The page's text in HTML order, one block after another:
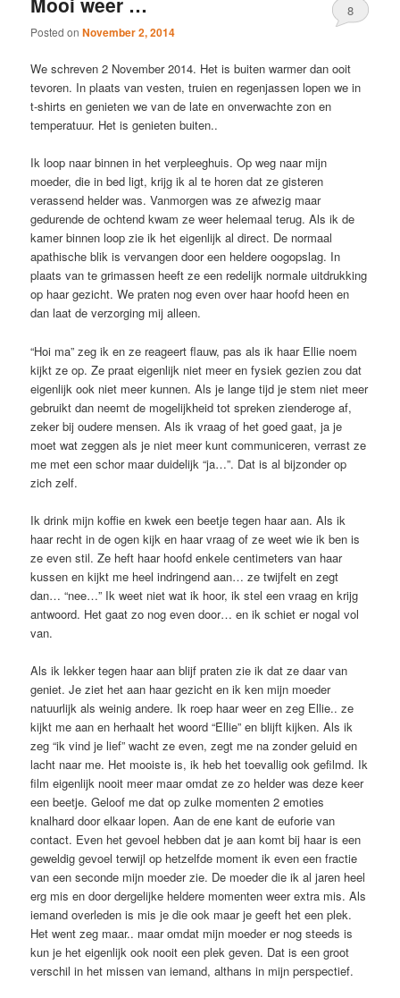
Posted onNovember 2, 2014
8
We schreven 2 November 2014. Het is buiten warmer dan ooit
tevoren. In plaats van vesten, truien en regenjassen lopen we in
t-shirts en genieten we van de late en onverwachte zon en
temperatuur. Het is genieten buiten..
Ik loop naar binnen in het verpleeghuis. Op weg naar mijn
moeder, die in bed ligt, krijg ik al te horen dat ze gisteren
verassend helder was. Vanmorgen was ze afwezig maar
gedurende de ochtend kwam ze weer helemaal terug. Als ik de
kamer binnen loop zie ik het eigenlijk al direct. De normaal
apathische blik is vervangen door een heldere oogopslag. In
plaats van te grimassen heeft ze een redelijk normale uitdrukking
op haar gezicht. We praten nog even over haar hoofd heen en
dan laat de verzorging mij alleen.
“Hoi ma” zeg ik en ze reageert flauw, pas als ik haar Ellie noem
kijkt ze op. Ze praat eigenlijk niet meer en fysiek gezien zou dat
eigenlijk ook niet meer kunnen. Als je lange tijd je stem niet meer
gebruikt dan neemt de mogelijkheid tot spreken zienderoge af,
zeker bij oudere mensen. Als ik vraag of het goed gaat, ja je
moet wat zeggen als je niet meer kunt communiceren, verrast ze
me met een schor maar duidelijk “ja…”. Dat is al bijzonder op
zich zelf.
Ik drink mijn koffie en kwek een beetje tegen haar aan. Als ik
haar recht in de ogen kijk en haar vraag of ze weet wie ik ben is
ze even stil. Ze heft haar hoofd enkele centimeters van haar
kussen en kijkt me heel indringend aan… ze twijfelt en zegt
dan… “nee…” Ik weet niet wat ik hoor, ik stel een vraag en krijg
antwoord. Het gaat zo nog even door… en ik schiet er nogal vol
van.
Als ik lekker tegen haar aan blijf praten zie ik dat ze daar van
geniet. Je ziet het aan haar gezicht en ik ken mijn moeder
natuurlijk als weinig andere. Ik roep haar weer en zeg Ellie.. ze
kijkt me aan en herhaalt het woord “Ellie” en blijft kijken. Als ik
zeg “ik vind je lief” wacht ze even, zegt me na zonder geluid en
lacht naar me. Het mooiste is, ik heb het toevallig ook gefilmd. Ik
film eigenlijk nooit meer maar omdat ze zo helder was deze keer
een beetje. Geloof me dat op zulke momenten 2 emoties
knalhard door elkaar lopen. Aan de ene kant de euforie van
contact. Even het gevoel hebben dat je aan komt bij haar is een
geweldig gevoel terwijl op hetzelfde moment ik even een fractie
van een seconde mijn moeder zie. De moeder die ik al jaren heel
erg mis en door dergelijke heldere momenten weer extra mis. Als
iemand overleden is mis je die ook maar je geeft het een plek.
Het went zeg maar.. maar omdat mijn moeder er nog steeds is
kun je het eigenlijk ook nooit een plek geven. Dat is een groot
verschil in het missen van iemand, althans in mijn perspectief.